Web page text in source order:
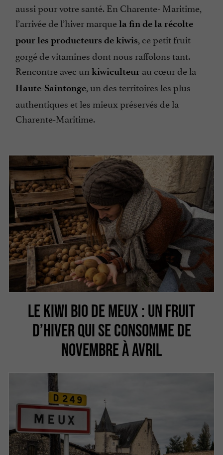
aussi pour votre santé. En Charente- Maritime,
l’arrivée de l’hiver marquela fin de la récolte
pour les producteurs de kiwis, ce petit fruit
gorgé de vitamines dont nous raffolons tant.
Rencontre avec un kiwiculteur au cœur de la
Haute-Saintonge, un des territoires les plus
authentiques et les mieux préservés de la
Charente-Maritime.
LE KIWI BIO DE MEUX : UN FRUIT
D’HIVER QUI SE CONSOMME DE
NOVEMBRE À AVRIL